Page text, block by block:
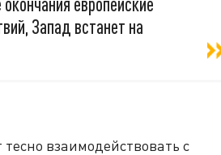
Запад встанет на
взаимодействовать с